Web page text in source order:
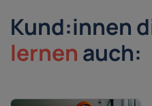
Kund:innen
lernen auch: